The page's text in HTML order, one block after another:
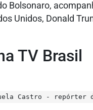
Bolsonaro,
Unidos, Donald
TV Brasil
Castro - repórter